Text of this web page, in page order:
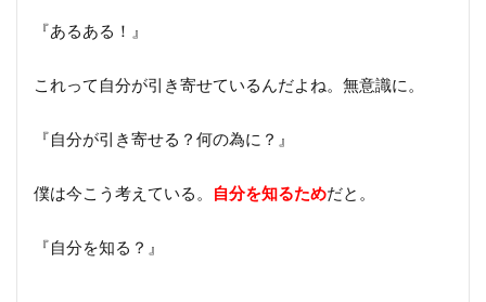
『あるある！』
これって自分が引き寄せているんだよね。無意識に。
『自分が引き寄せる？何の為に？』
僕は今こう考えている。 自分を知るためだと。
『自分を知る？』